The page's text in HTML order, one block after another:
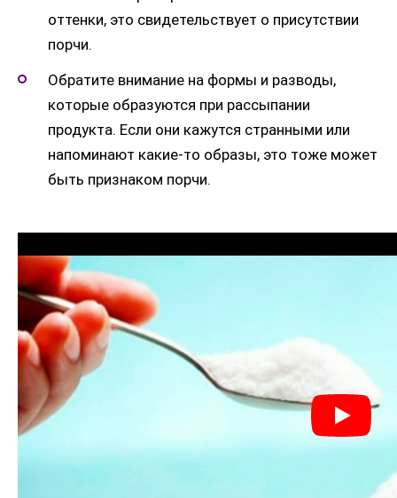
оттенки, это свидетельствует о присутствии
порчи.
Обратите внимание на формы и разводы,
которые образуются при рассыпании
продукта. Если они кажутся странными или
напоминают какие-то образы, это тоже может
быть признаком порчи.